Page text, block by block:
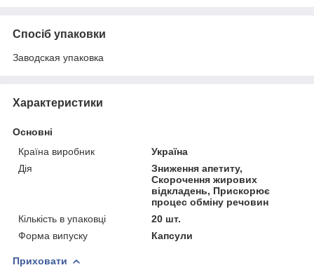
Спосіб упаковки
Заводская упаковка
Характеристики
Основні
Країна виробник
Україна
Дія
Зниження апетиту,
Скорочення жирових
відкладень, Прискорює
процес обміну речовин
Кількість в упаковці
20 шт.
Форма випуску
Капсули
Приховати